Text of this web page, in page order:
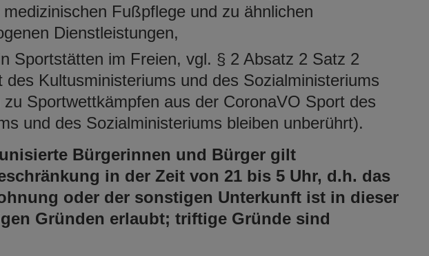
Fußpflege und zu ähnlichen
Dienstleistungen,
Sportstätten im Freien, vgl. § 2 Absatz 2 Satz 2
des Kultusministeriums und des Sozialministeriums
zu Sportwettkämpfen aus der CoronaVO Sport des
und des Sozialministeriums bleiben unberührt).
Bürgerinnen und Bürger gilt
in der Zeit von 21 bis 5 Uhr, d.h. das
oder der sonstigen Unterkunft ist in dieser
Gründen erlaubt; triftige Gründe sind